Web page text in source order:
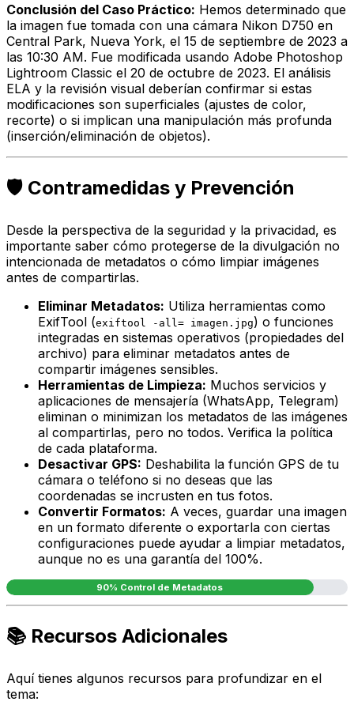
Conclusión del Caso Práctico: Hemos determinado que
la imagen fue tomada con una cámara Nikon D750 en
Central Park, Nueva York, el 15 de septiembre de 2023 a
las 10:30 AM. Fue modificada usando Adobe Photoshop
Lightroom Classic el 20 de octubre de 2023. El análisis
ELA y la revisión visual deberían confirmar si estas
modificaciones son superficiales (ajustes de color,
recorte) o si implican una manipulación más profunda
(inserción/eliminación de objetos).
🛡️ Contramedidas y Prevención
Desde la perspectiva de la seguridad y la privacidad, es
importante saber cómo protegerse de la divulgación no
intencionada de metadatos o cómo limpiar imágenes
antes de compartirlas.
Eliminar Metadatos: Utiliza herramientas como
ExifTool (exiftool -all= imagen.jpg) o funciones
integradas en sistemas operativos (propiedades del
archivo) para eliminar metadatos antes de
compartir imágenes sensibles.
Herramientas de Limpieza: Muchos servicios y
aplicaciones de mensajería (WhatsApp, Telegram)
eliminan o minimizan los metadatos de las imágenes
al compartirlas, pero no todos. Verifica la política
de cada plataforma.
Desactivar GPS: Deshabilita la función GPS de tu
cámara o teléfono si no deseas que las
coordenadas se incrusten en tus fotos.
Convertir Formatos: A veces, guardar una imagen
en un formato diferente o exportarla con ciertas
configuraciones puede ayudar a limpiar metadatos,
aunque no es una garantía del 100%.
90% Control de Metadatos
📚 Recursos Adicionales
Aquí tienes algunos recursos para profundizar en el
tema: